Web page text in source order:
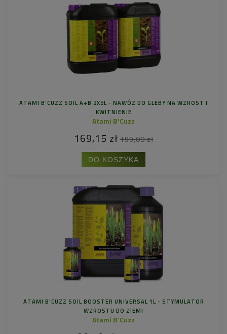
ATAMI B'CUZZ SOIL A+B 2X5L - NAWÓZ DO GLEBY NA WZROST I
KWITNIENIE
Atami B'Cuzz
169,15 zł 199,00 zł
DO KOSZYKA
ATAMI B'CUZZ SOIL BOOSTER UNIVERSAL 1L - STYMULATOR
WZROSTU DO ZIEMI
Atami B'Cuzz